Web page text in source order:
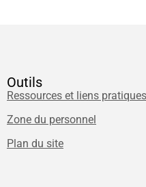
Outils
Ressources et liens pratiques
Zone du personnel
Plan du site